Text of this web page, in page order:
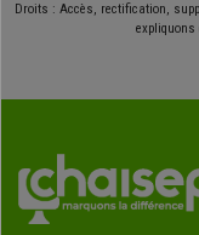
Droits : Accès, rectification,
expliquons